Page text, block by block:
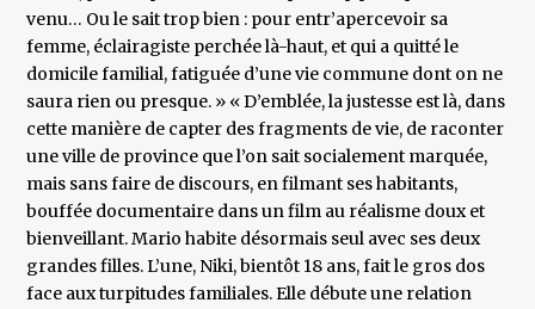
venu… Ou le sait trop bien : pour entr’apercevoir sa
femme, éclairagiste perchée là-haut, et qui a quitté le
domicile familial, fatiguée d’une vie commune dont on ne
saura rien ou presque. » « D’emblée, la justesse est là, dans
cette manière de capter des fragments de vie, de raconter
une ville de province que l’on sait socialement marquée,
mais sans faire de discours, en filmant ses habitants,
bouffée documentaire dans un film au réalisme doux et
bienveillant. Mario habite désormais seul avec ses deux
grandes filles. L’une, Niki, bientôt 18 ans, fait le gros dos
face aux turpitudes familiales. Elle débute une relation